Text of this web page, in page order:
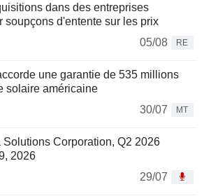
dans des entreprises
soupçons d'entente sur les prix
05/08
RE
une garantie de 535 millions
solaire américaine
30/07
MT
Corporation, Q2 2026
2026
29/07